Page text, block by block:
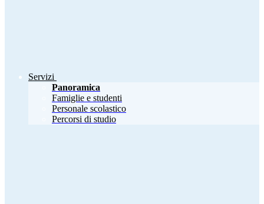
Servizi
Panoramica
Famiglie e studenti
Personale scolastico
Percorsi di studio